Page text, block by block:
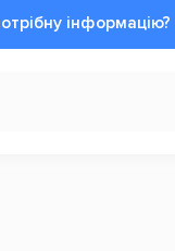
інформацію?